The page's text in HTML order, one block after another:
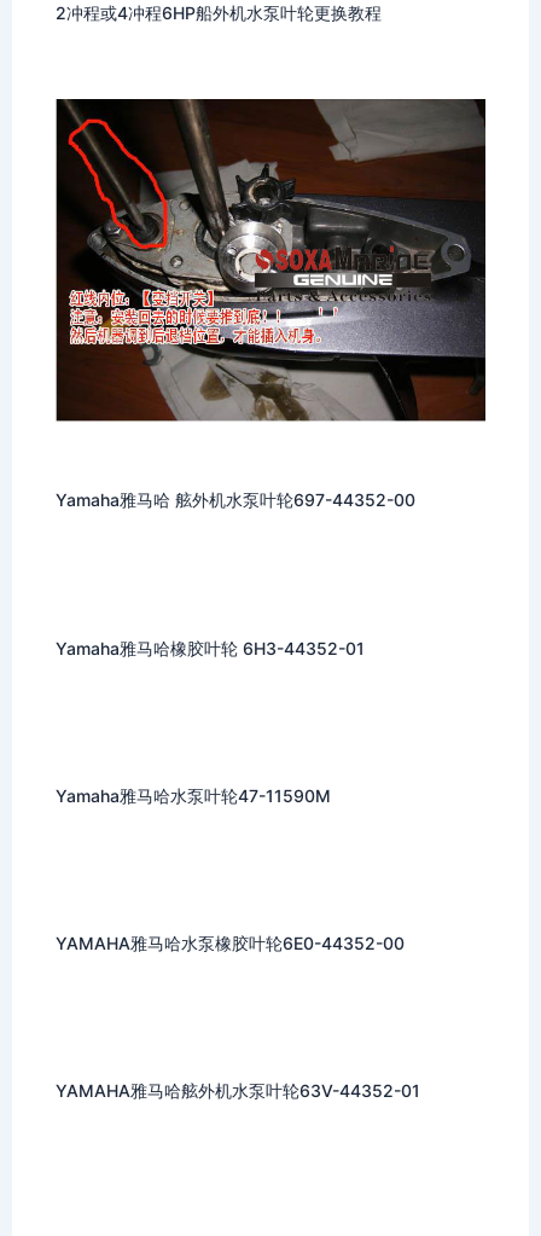
2冲程或4冲程6HP船外机水泵叶轮更换教程
Yamaha雅马哈 舷外机水泵叶轮697-44352-00
Yamaha雅马哈橡胶叶轮 6H3-44352-01
Yamaha雅马哈水泵叶轮47-11590M
YAMAHA雅马哈水泵橡胶叶轮6E0-44352-00
YAMAHA雅马哈舷外机水泵叶轮63V-44352-01